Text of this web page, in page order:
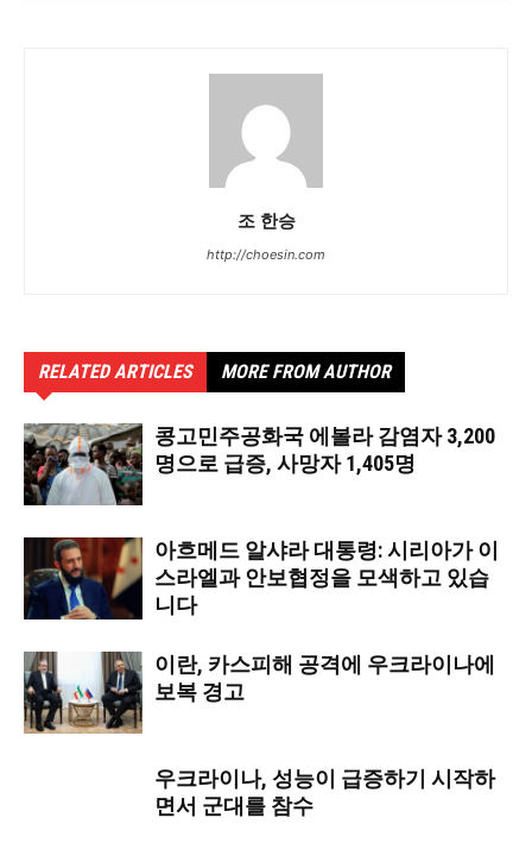
조 한승
http://choesin.com
RELATED ARTICLES MORE FROM AUTHOR
콩고민주공화국 에볼라 감염자 3,200
명으로 급증, 사망자 1,405명
아흐메드 알샤라 대통령: 시리아가 이
스라엘과 안보협정을 모색하고 있습
니다
이란, 카스피해 공격에 우크라이나에
보복 경고
우크라이나, 성능이 급증하기 시작하
면서 군대를 참수